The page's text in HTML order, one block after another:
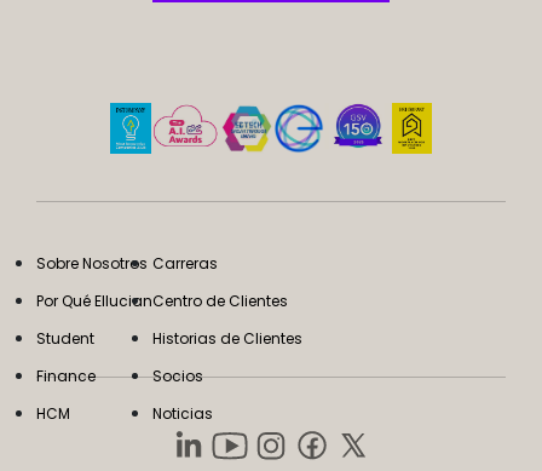
Sobre Nosotros
Por Qué Ellucian
Student
Finance
HCM
Carreras
Centro de Clientes
Historias de Clientes
Socios
Noticias